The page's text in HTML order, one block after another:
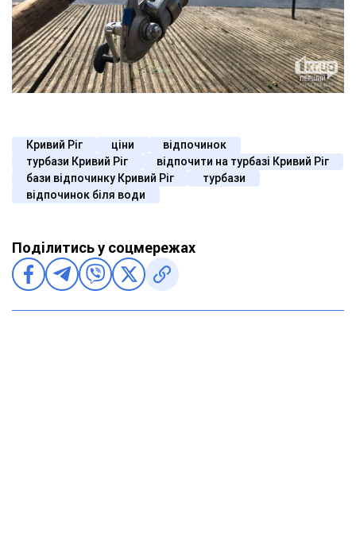
Кривий Ріг ціни
відпочинок
турбази Кривий Ріг
відпочити на турбазі Кривий Ріг
бази відпочинку Кривий Ріг
турбази
відпочинок біля води
Поділитись у соцмережах